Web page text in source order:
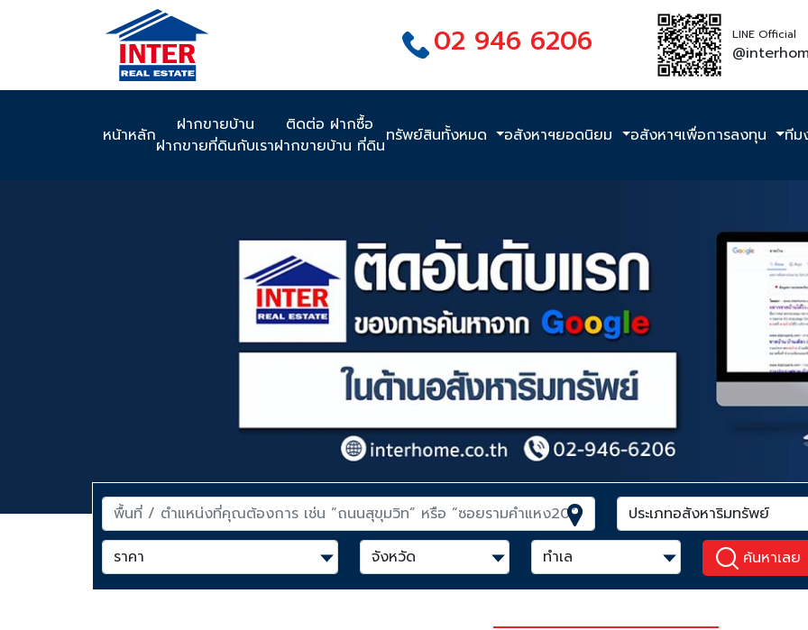
02 946 6206 LINE Official
หน้าหลัก
ฝากขายบ้าน
ฝากขายที่ดินกับเรา
ติดต่อ ฝากซื้อ
ฝากขายบ้าน ที่ดินทรัพย์สินทั้งหมด อสังหาฯยอดนิยม อสังหาฯเพื่อการลงทุน ทีม
ค้นหาเลย